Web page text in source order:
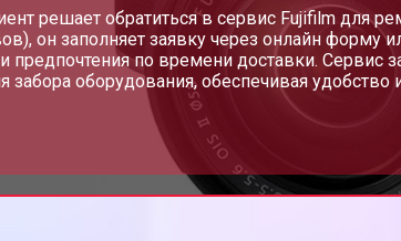
от 100 мин
от 60 мин
решает обратиться в сервис Fujifilm для
он заполняет заявку через онлайн форму
предпочтения по времени доставки. Сервис
забора оборудования, обеспечивая удобство